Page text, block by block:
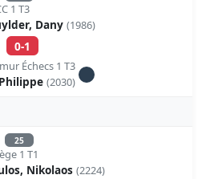
1 T3
Dany (1986)
0-1
Échecs 1 T3
(2030)
25
1 T1
Nikolaos (2224)